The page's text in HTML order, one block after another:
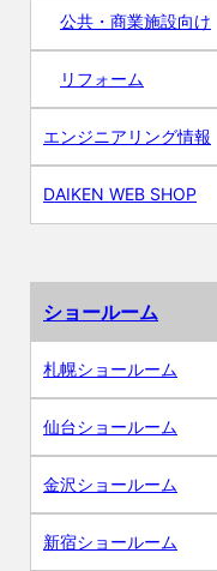
公共・商業施設向け
リフォーム
エンジニアリング情報
DAIKEN WEB SHOP
ショールーム
札幌ショールーム
仙台ショールーム
金沢ショールーム
新宿ショールーム